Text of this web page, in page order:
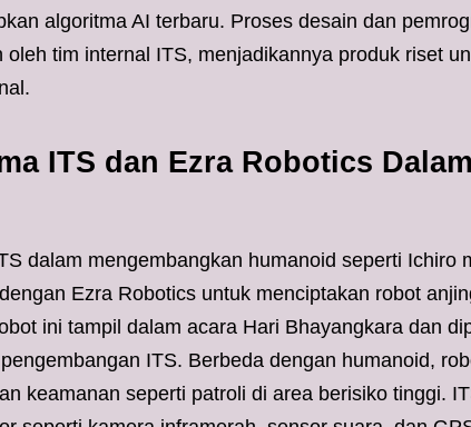
algoritma AI terbaru. Proses desain dan
oleh tim internal ITS, menjadikannya produk riset
ITS dan Ezra Robotics
dalam mengembangkan humanoid seperti Ichiro
Ezra Robotics untuk menciptakan robot
ini tampil dalam acara Hari Bhayangkara dan
ITS. Berbeda dengan humanoid,
keamanan seperti patroli di area berisiko tinggi.